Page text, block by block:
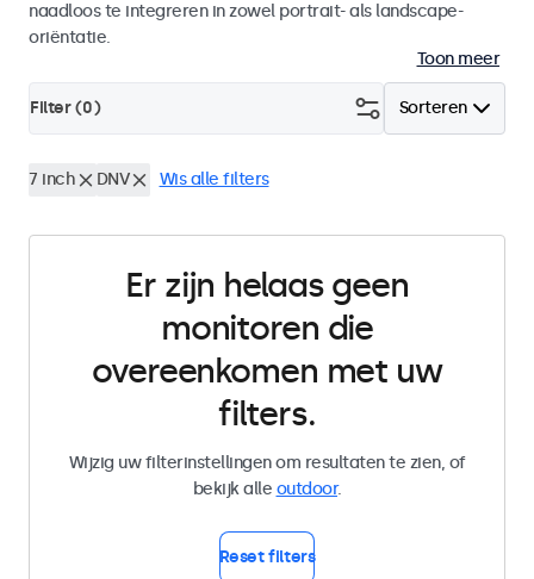
naadloos te integreren in zowel portrait- als landscape-
oriëntatie.
Toon meer
Sorteren
Filter (0)
7 inch DNV Wis alle filters
Er zijn helaas geen
monitoren die
overeenkomen met uw
filters.
Wijzig uw filterinstellingen om resultaten te zien, of
bekijk alle outdoor.
Reset filters